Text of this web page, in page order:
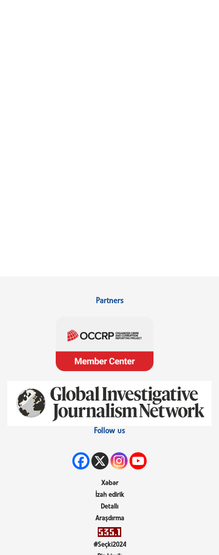
Partners
Follow us
Xəbər
İzah edirik
Detallı
Araşdırma
#Seçki2024